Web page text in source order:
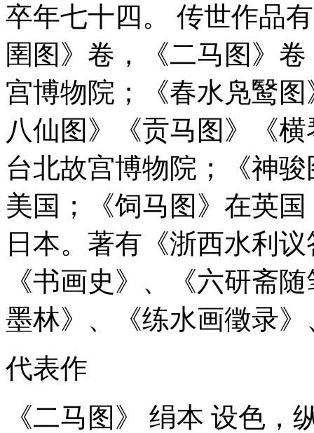
卒年七十四。 传世作品
圉图》卷，《二马图》
宫博物院；《春水凫鹥
八仙图》《贡马图》《
台北故宫博物院；《神
美国；《饲马图》在英
日本。著有《浙西水利
《书画史》、《六研斋
墨林》、《练水画徵录
代表作
《二马图》 绢本 设色，